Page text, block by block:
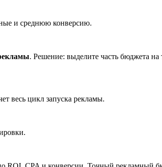
и среднюю конверсию.
. Решение: выделите часть бюджета на
весь цикл запуска рекламы.